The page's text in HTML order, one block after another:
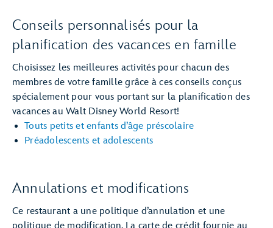
Conseils personnalisés pour la
planification des vacances en famille
Choisissez les meilleures activités pour chacun des
membres de votre famille grâce à ces conseils conçus
spécialement pour vous portant sur la planification des
vacances au Walt Disney World Resort!
Touts petits et enfants d’âge préscolaire
Préadolescents et adolescents
Annulations et modifications
Ce restaurant a une politique d’annulation et une